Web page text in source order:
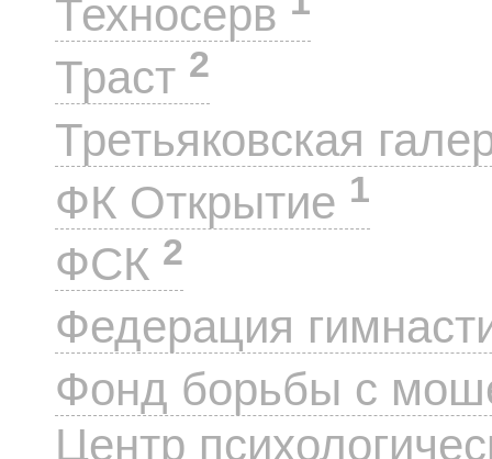
Техносерв
Траст 2
Третьяковская
ФК Открытие 1
ФСК 2
Федерация
Фонд борьбы с
Центр